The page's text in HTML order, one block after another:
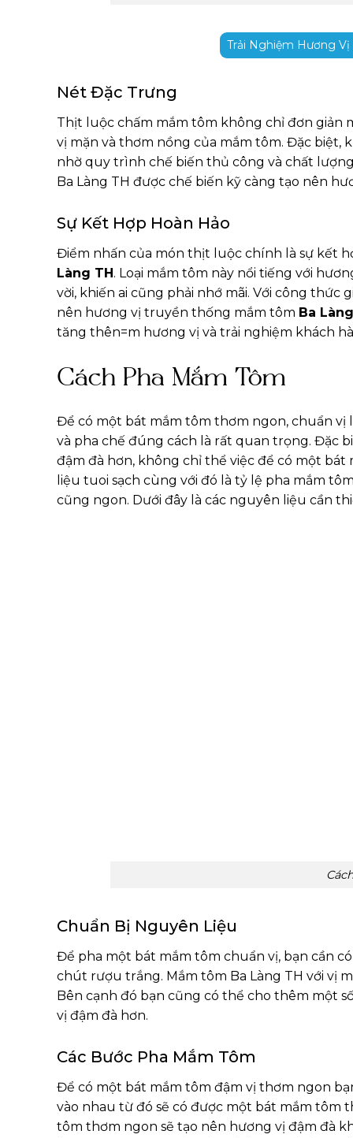
Trải Nghiệm Hương Vị
Nét Đặc Trưng
Thịt luộc chấm mắm tôm không chỉ đơn giản
vị mặn và thơm nồng của mắm tôm. Đặc biệt,
nhờ quy trình chế biến thủ công và chất
Ba Làng TH được chế biến kỹ càng tạo nên
Sự Kết Hợp Hoàn Hảo
Điểm nhấn của món thịt luộc chính là sự kết
Làng TH. Loại mắm tôm này nổi tiếng với
vời, khiến ai cũng phải nhớ mãi. Với công
nên hương vị truyền thống mắm tôm Ba
tăng thên=m hương vị và trải nghiệm khách
Cách Pha Mắm Tôm
Để có một bát mắm tôm thơm ngon, chuẩn
và pha chế đúng cách là rất quan trọng. Đặc
đậm đà hơn, không chỉ thể việc để có một
liệu tuoi sạch cùng với đó là tỷ lệ pha mắm
cũng ngon. Dưới đây là các nguyên liệu cần
Chuẩn Bị Nguyên Liệu
Để pha một bát mắm tôm chuẩn vị, bạn cần
chút rượu trắng. Mắm tôm Ba Làng TH với vị
Bên cạnh đó bạn cũng có thể cho thêm một
vị đậm đà hơn.
Các Bước Pha Mắm Tôm
Để có một bát mắm tôm đậm vị thơm ngon
vào nhau từ đó sẽ có được một bát mắm tôm
tôm thơm ngon sẽ tạo nên hương vị đậm đà